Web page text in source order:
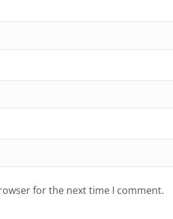
for the next time I comment.